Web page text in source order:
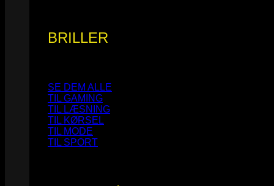
BRILLER
SE DEM ALLE
TIL GAMING
TIL LÆSNING
TIL KØRSEL
TIL MODE
TIL SPORT